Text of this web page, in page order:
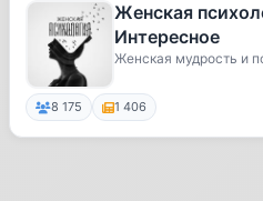
Женская
Интересное
Женская мудрость и
8 175 1 406